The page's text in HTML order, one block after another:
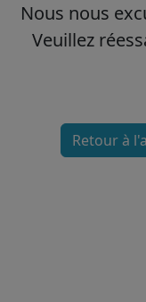
Nous nous
Veuillez
Retour à